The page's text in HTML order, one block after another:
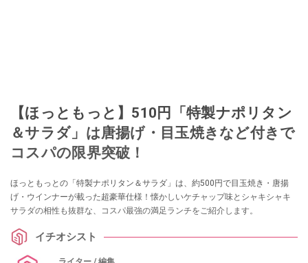
【ほっともっと】510円「特製ナポリタン
＆サラダ」は唐揚げ・目玉焼きなど付きで
コスパの限界突破！
ほっともっとの「特製ナポリタン＆サラダ」は、約500円で目玉焼き・唐揚
げ・ウインナーが載った超豪華仕様！懐かしいケチャップ味とシャキシャキ
サラダの相性も抜群な、コスパ最強の満足ランチをご紹介します。
イチオシスト